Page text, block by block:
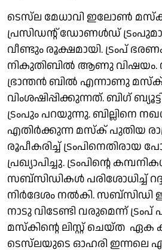
ടെസ്‌ല മേധാവി ഇലോൺ
പ്രസിഡൻ്റ് ഡോണൾഡ്
വീണ്ടും രൂക്ഷമായി. ട്രംപ്
നികുതിബിൽ ആണു വിഷയം.
ഭ്രാന്തൻ ബിൽ എന്നാണു
വിംശഷിപ്പിക്കുന്നത്. ബിഗ്
ട്രംപും പറയുന്നു. ബില്ലിനെ
എതിർക്കുന്ന മസ്ക് പുതിയ
രൂപീകരിച്ച് ട്രംപിനെതിരായ
പ്രഖ്യാപിച്ചു. ട്രംപിൻ്റെ
സബ്സിഡികൾ പരിശാേധിച്ച്
നിർദേശം നൽകി. സബ്‌സിഡി
നാടു വിടേണ്ടി വരുമെന്ന് ട്രംപ്
മസ്കിൻ്റെ ലിസ്റ്റ് ചെയ്ത ഏക
ടെസ്‌ലയുടെ ഓഹരി ഇന്നലെ